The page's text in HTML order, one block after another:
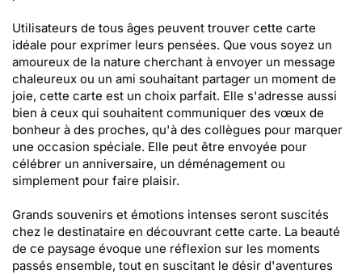
Utilisateurs de tous âges peuvent trouver cette carte
idéale pour exprimer leurs pensées. Que vous soyez un
amoureux de la nature cherchant à envoyer un message
chaleureux ou un ami souhaitant partager un moment de
joie, cette carte est un choix parfait. Elle s'adresse aussi
bien à ceux qui souhaitent communiquer des vœux de
bonheur à des proches, qu'à des collègues pour marquer
une occasion spéciale. Elle peut être envoyée pour
célébrer un anniversaire, un déménagement ou
simplement pour faire plaisir.
Grands souvenirs et émotions intenses seront suscités
chez le destinataire en découvrant cette carte. La beauté
de ce paysage évoque une réflexion sur les moments
passés ensemble, tout en suscitant le désir d'aventures